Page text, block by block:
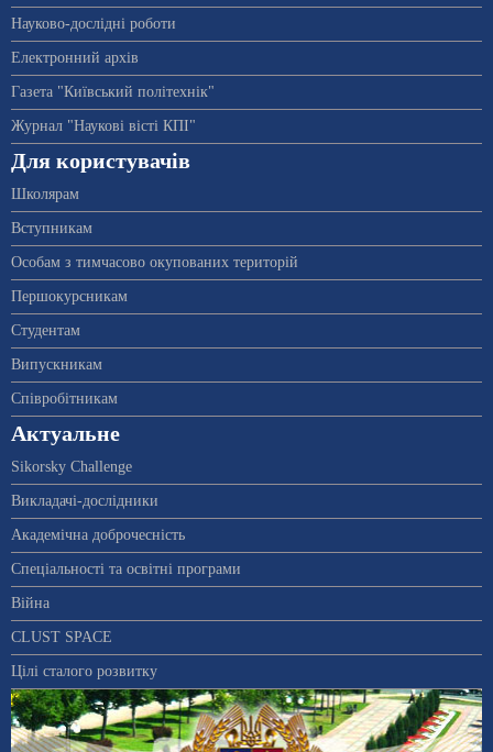
Науково-дослідні роботи
Електронний архів
Газета "Київський політехнік"
Журнал "Наукові вісті КПІ"
Для користувачів
Школярам
Вступникам
Особам з тимчасово окупованих територій
Першокурсникам
Студентам
Випускникам
Співробітникам
Актуальне
Sikorsky Challenge
Викладачі-дослідники
Академічна доброчесність
Спеціальності та освітні програми
Війна
CLUST SPACE
Цілі сталого розвитку